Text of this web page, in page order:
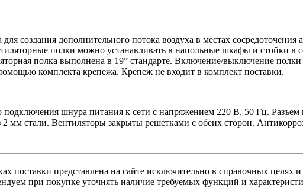
создания дополнительного потока воздуха в местах сосредоточения
полки можно устанавливать в напольные шкафы и стойки в
полка выполнена в 19” стандарте. Включение/выключение полки
комплекта крепежа. Крепеж не входит в комплект поставки.
шнура питания к сети с напряжением 220 В, 50 Гц. Разъем
мм стали. Вентиляторы закрыты решетками с обеих сторон.
поставки представлена на сайте исключительно в справочных целях
при покупке уточнять наличие требуемых функций и